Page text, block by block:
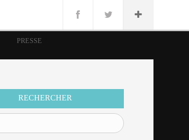
PRESSE
RECHERCHER